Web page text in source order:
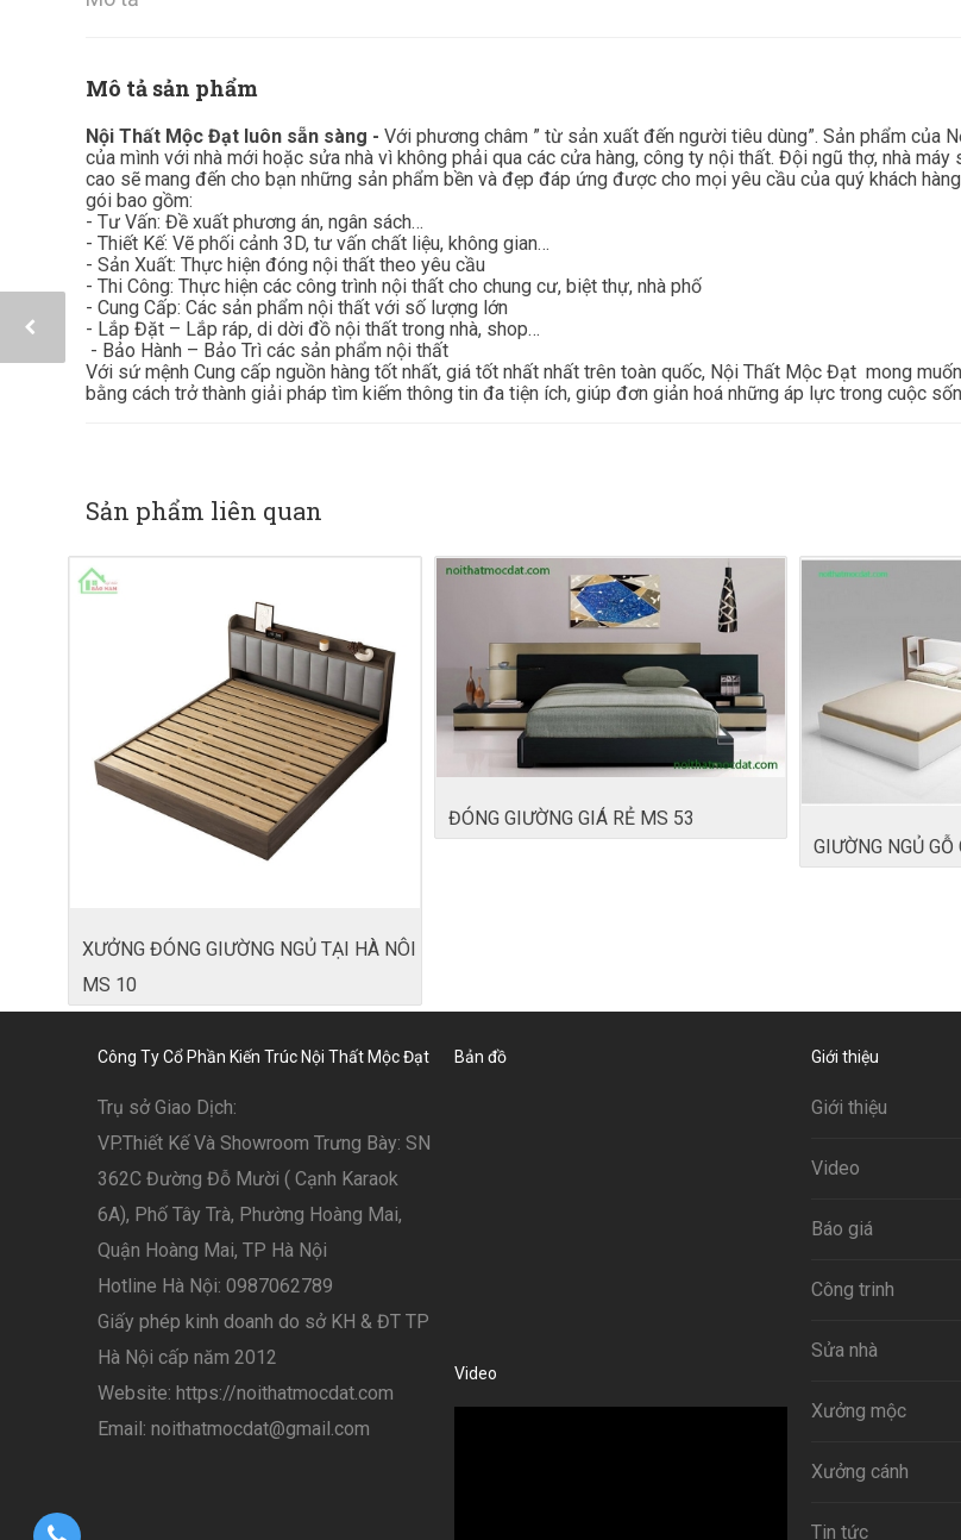
Mô tả sản phẩm
Nội Thất Mộc Đạt luôn sẵn sàng - Với phương châm ” từ sản xuất đến người tiêu dùng”. Sản phẩm
của mình với nhà mới hoặc sửa nhà vì không phải qua các cửa hàng, công ty nội thất. Đội ngũ thợ, nhà
cao sẽ mang đến cho bạn những sản phẩm bền và đẹp đáp ứng được cho mọi yêu cầu của quý khách
gói bao gồm:
- Tư Vấn: Đề xuất phương án, ngân sách…
- Thiết Kế: Vẽ phối cảnh 3D, tư vấn chất liệu, không gian…
- Sản Xuất: Thực hiện đóng nội thất theo yêu cầu
- Thi Công: Thực hiện các công trình nội thất cho chung cư, biệt thự, nhà phố
- Cung Cấp: Các sản phẩm nội thất với số lượng lớn
- Lắp Đặt – Lắp ráp, di dời đồ nội thất trong nhà, shop…
- Bảo Hành – Bảo Trì các sản phẩm nội thất
Với sứ mệnh Cung cấp nguồn hàng tốt nhất, giá tốt nhất nhất trên toàn quốc, Nội Thất Mộc Đạt mong
bằng cách trở thành giải pháp tìm kiếm thông tin đa tiện ích, giúp đơn giản hoá những áp lực trong cuộc
Sản phẩm liên quan
XƯỞNG ĐÓNG GIƯỜNG NGỦ TẠI HÀ NÔI
MS 10
ĐÓNG GIƯỜNG GIÁ RẺ MS 53
GIƯỜNG NGỦ
Công Ty Cổ Phần Kiến Trúc Nội Thất Mộc Đạt
Trụ sở Giao Dịch:
VP.Thiết Kế Và Showroom Trưng Bày: SN
362C Đường Đỗ Mười ( Cạnh Karaok
6A), Phố Tây Trà, Phường Hoàng Mai,
Quận Hoàng Mai, TP Hà Nội
Hotline Hà Nội: 0987062789
Giấy phép kinh doanh do sở KH & ĐT TP
Hà Nội cấp năm 2012
Website: https://noithatmocdat.com
Email: noithatmocdat@gmail.com
Bản đồ
Video
Giới thiệu
Giới thiệu
Video
Báo giá
Công trinh
Sửa nhà
Xưởng mộc
Xưởng cánh
Tin tức